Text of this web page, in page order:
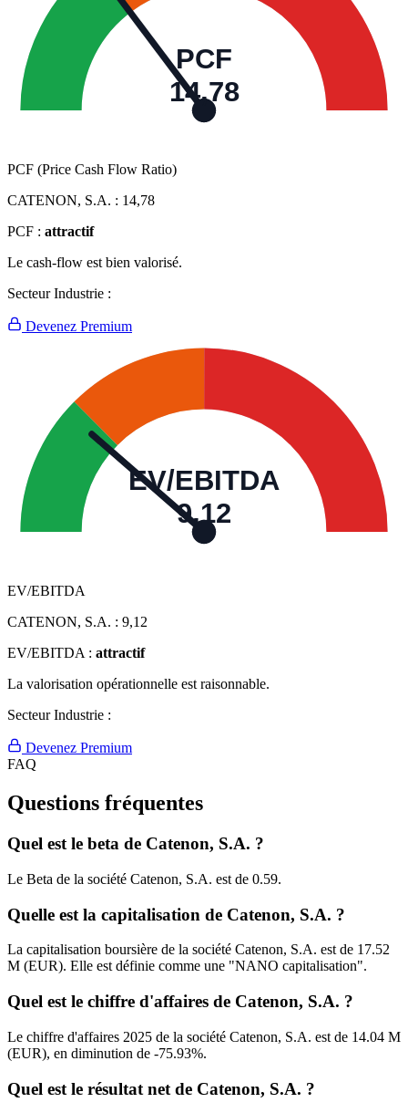
PCF
14,78
PCF (Price Cash Flow Ratio)
CATENON, S.A. : 14,78
PCF : attractif
Le cash-flow est bien valorisé.
Secteur Industrie :
Devenez Premium
EV/EBITDA
9,12
EV/EBITDA
CATENON, S.A. : 9,12
EV/EBITDA : attractif
La valorisation opérationnelle est raisonnable.
Secteur Industrie :
Devenez Premium
FAQ
Questions fréquentes
Quel est le beta de Catenon, S.A. ?
Le Beta de la société Catenon, S.A. est de 0.59.
Quelle est la capitalisation de Catenon, S.A. ?
La capitalisation boursière de la société Catenon, S.A. est de 17.52
M (EUR). Elle est définie comme une "NANO capitalisation".
Quel est le chiffre d'affaires de Catenon, S.A. ?
Le chiffre d'affaires 2025 de la société Catenon, S.A. est de 14.04 M
(EUR), en diminution de -75.93%.
Quel est le résultat net de Catenon, S.A. ?